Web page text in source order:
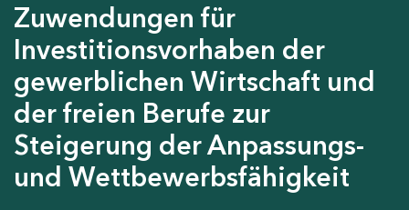
Zuwendungen für
Investitionsvorhaben der
gewerblichen Wirtschaft und
der freien Berufe zur
Steigerung der Anpassungs-
und Wettbewerbsfähigkeit